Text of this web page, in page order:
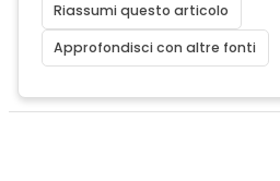
Riassumi questo articolo
Approfondisci con altre fonti